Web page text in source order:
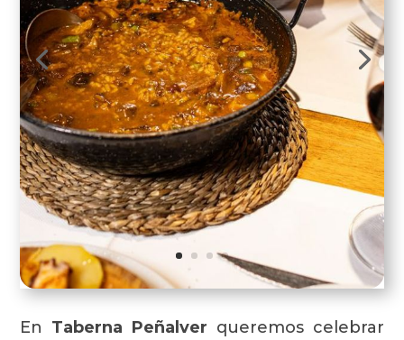
En Taberna Peñalver queremos celebrar